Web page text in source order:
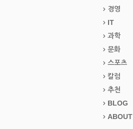
경영
IT
과학
문화
스포츠
칼럼
추천
BLOG
ABOUT